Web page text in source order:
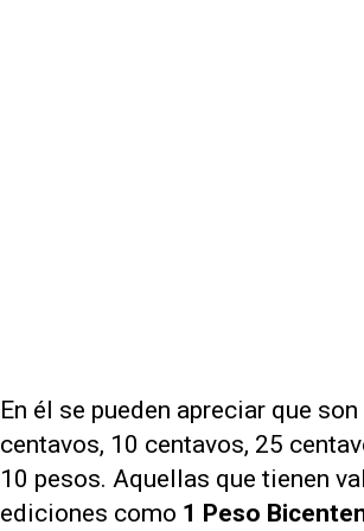
En él se pueden apreciar que
centavos, 10 centavos, 25
10 pesos. Aquellas que tienen
ediciones como 1 Peso